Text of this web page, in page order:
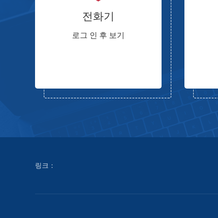
전화기
로그 인 후 보기
링크：